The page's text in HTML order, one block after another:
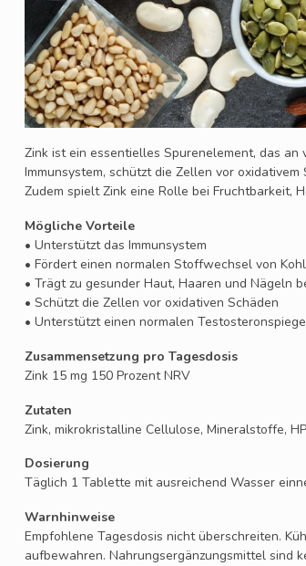
Zink ist ein essentielles Spurenelement, das
Immunsystem, schützt die Zellen vor
Zudem spielt Zink eine Rolle bei Fruchtbarkeit,
Mögliche Vorteile
• Unterstützt das Immunsystem
• Fördert einen normalen Stoffwechsel von
• Trägt zu gesunder Haut, Haaren und Nägeln
• Schützt die Zellen vor oxidativen Schäden
• Unterstützt einen normalen
Zusammensetzung pro Tagesdosis
Zink 15 mg 150 Prozent NRV
Zutaten
Zink, mikrokristalline Cellulose, Mineralstoffe,
Dosierung
Täglich 1 Tablette mit ausreichend Wasser
Warnhinweise
Empfohlene Tagesdosis nicht überschreiten.
aufbewahren. Nahrungsergänzungsmittel sind